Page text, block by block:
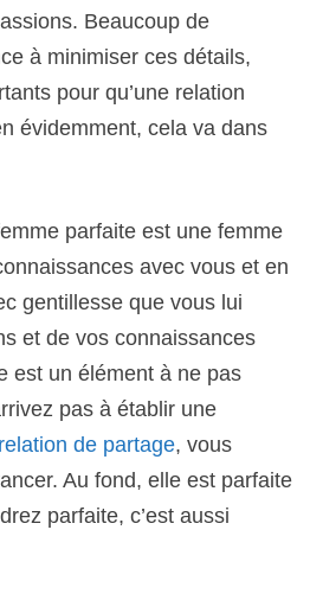
Beaucoup de
à minimiser ces détails,
pour qu’une relation
évidemment, cela va dans
parfaite est une femme
avec vous et en
gentillesse que vous lui
et de vos connaissances
est un élément à ne pas
pas à établir une
relation de partage, vous
Au fond, elle est parfaite
parfaite, c’est aussi